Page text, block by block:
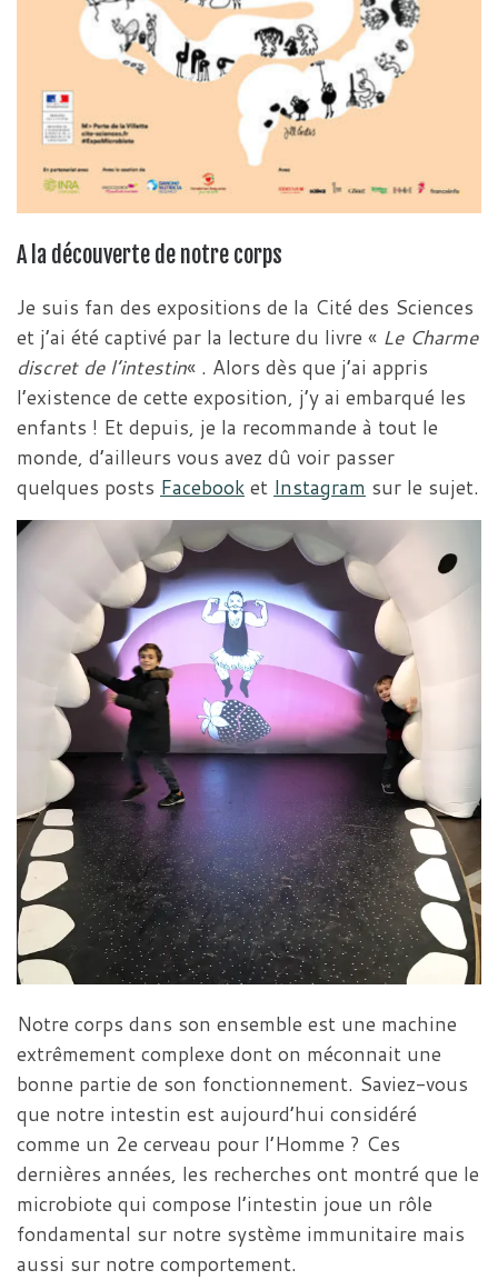
A la découverte de notre corps
Je suis fan des expositions de la Cité des Sciences
et j’ai été captivé par la lecture du livre « Le Charme
discret de l’intestin« . Alors dès que j’ai appris
l’existence de cette exposition, j’y ai embarqué les
enfants ! Et depuis, je la recommande à tout le
monde, d’ailleurs vous avez dû voir passer
quelques posts Facebook et Instagram sur le sujet.
Notre corps dans son ensemble est une machine
extrêmement complexe dont on méconnait une
bonne partie de son fonctionnement. Saviez-vous
que notre intestin est aujourd’hui considéré
comme un 2e cerveau pour l’Homme ? Ces
dernières années, les recherches ont montré que le
microbiote qui compose l’intestin joue un rôle
fondamental sur notre système immunitaire mais
aussi sur notre comportement.